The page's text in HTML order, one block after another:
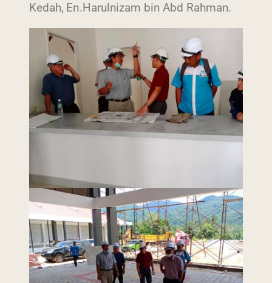
Kedah, En.Harulnizam bin Abd Rahman.